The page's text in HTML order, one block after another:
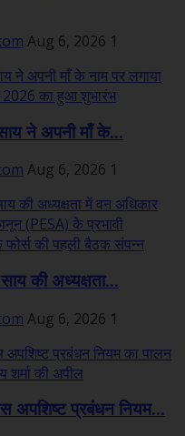
Aug 6, 2026 1
ने अपनी माँ के...
Aug 6, 2026 1
की अध्यक्षता...
Aug 6, 2026 1
अपशिष्ट प्रबंधन नियम...